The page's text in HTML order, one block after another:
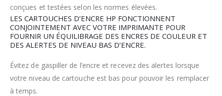
conçues et testées selon les normes élevées.
LES CARTOUCHES D’ENCRE HP FONCTIONNENT
CONJOINTEMENT AVEC VOTRE IMPRIMANTE POUR
FOURNIR UN ÉQUILIBRAGE DES ENCRES DE COULEUR ET
DES ALERTES DE NIVEAU BAS D’ENCRE.
Évitez de gaspiller de l’encre et recevez des alertes lorsque
votre niveau de cartouche est bas pour pouvoir les remplacer
à temps.